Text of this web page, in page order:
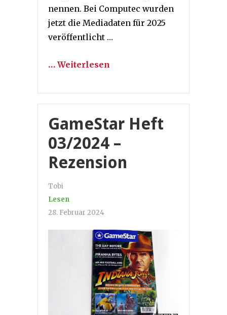
nennen. Bei Computec wurden
jetzt die Mediadaten für 2025
veröffentlicht …
… Weiterlesen
GameStar Heft
03/2024 –
Rezension
Tobi
Lesen
28. Februar 2024